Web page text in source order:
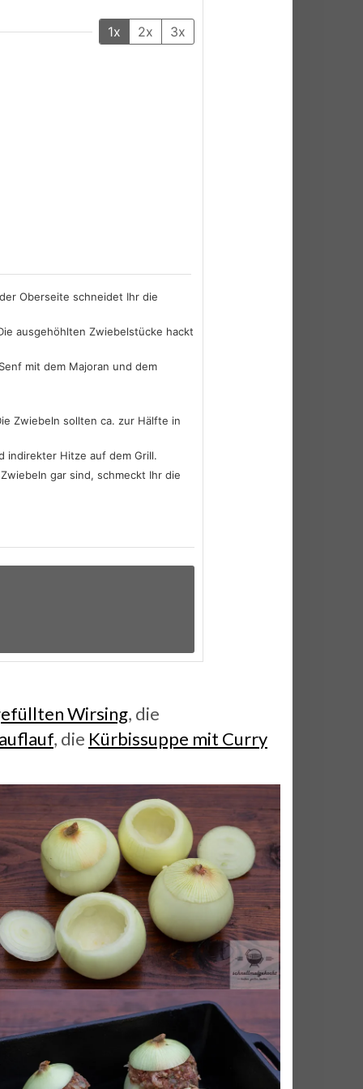
1x 2x 3x
Oberseite schneidet Ihr die
ausgehöhlten Zwiebelstücke hackt
mit dem Majoran und dem
Zwiebeln sollten ca. zur Hälfte in
indirekter Hitze auf dem Grill.
gar sind, schmeckt Ihr die
Wirsing, die
, die Kürbissuppe mit Curry